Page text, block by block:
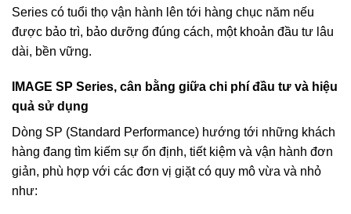
Series có tuổi thọ vận hành lên tới hàng chục năm nếu
được bảo trì, bảo dưỡng đúng cách, một khoản đầu tư lâu
dài, bền vững.
IMAGE SP Series, cân bằng giữa chi phí đầu tư và hiệu
quả sử dụng
Dòng SP (Standard Performance) hướng tới những khách
hàng đang tìm kiếm sự ổn định, tiết kiệm và vận hành đơn
giản, phù hợp với các đơn vị giặt có quy mô vừa và nhỏ
như: